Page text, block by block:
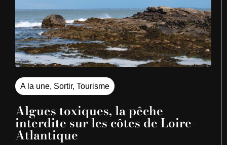
A la une, Sortir, Tourisme
Algues toxiques, la pêche
interdite sur les côtes de Loire-
Atlantique